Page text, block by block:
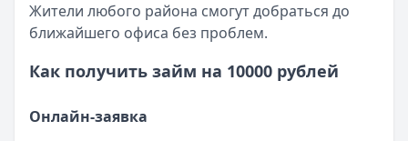
Читать новость
Все новости
Жители любого района смогут добраться до
ближайшего офиса без проблем.
Как получить займ на 10000 рублей
Онлайн-заявка